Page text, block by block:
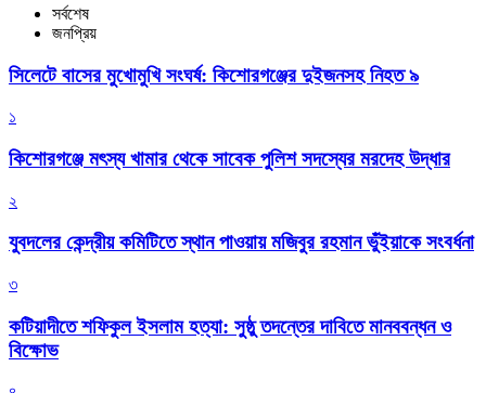
সর্বশেষ
জনপ্রিয়
সিলেটে বাসের মুখোমুখি সংঘর্ষ: কিশোরগঞ্জের দুইজনসহ নিহত ৯
১
কিশোরগঞ্জে মৎস্য খামার থেকে সাবেক পুলিশ সদস্যের মরদেহ উদ্ধার
২
যুবদলের কেন্দ্রীয় কমিটিতে স্থান পাওয়ায় মজিবুর রহমান ভুঁইয়াকে সংবর্ধনা
৩
কটিয়াদীতে শফিকুল ইসলাম হত্যা: সুষ্ঠু তদন্তের দাবিতে মানববন্ধন ও
বিক্ষোভ